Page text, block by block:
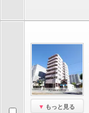
もっと見る